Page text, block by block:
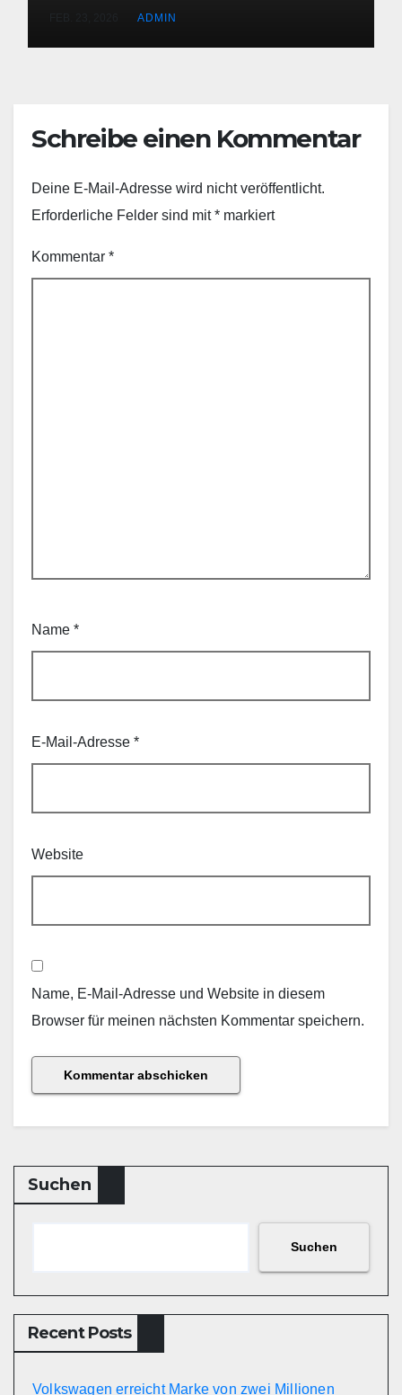
Netzwerke
ADMIN
Schreibe einen Kommentar
Deine E-Mail-Adresse wird nicht veröffentlicht.
Erforderliche Felder sind mit* markiert
Kommentar *
Name *
E-Mail-Adresse *
Website
Name, E-Mail-Adresse und Website in diesem
Browser für meinen nächsten Kommentar speichern.
Suchen
Suchen
Recent Posts
Volkswagen erreicht Marke von zwei Millionen